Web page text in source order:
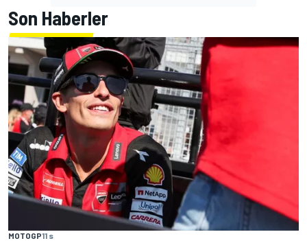
Son Haberler
MOTOGP11 s